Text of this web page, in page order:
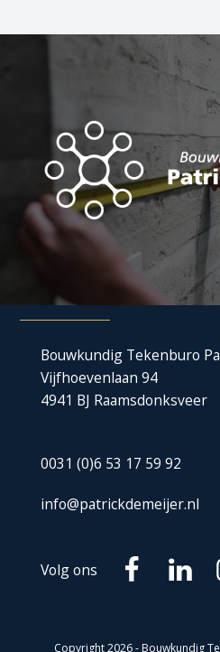
Bouwkundig Tekenburo
Vijfhoevenlaan 94
4941 BJ Raamsdonksveer
0031 (0)6 53 17 59 92
info@patrickdemeijer.nl
Volg ons
Copyright2026- Bouwkundig